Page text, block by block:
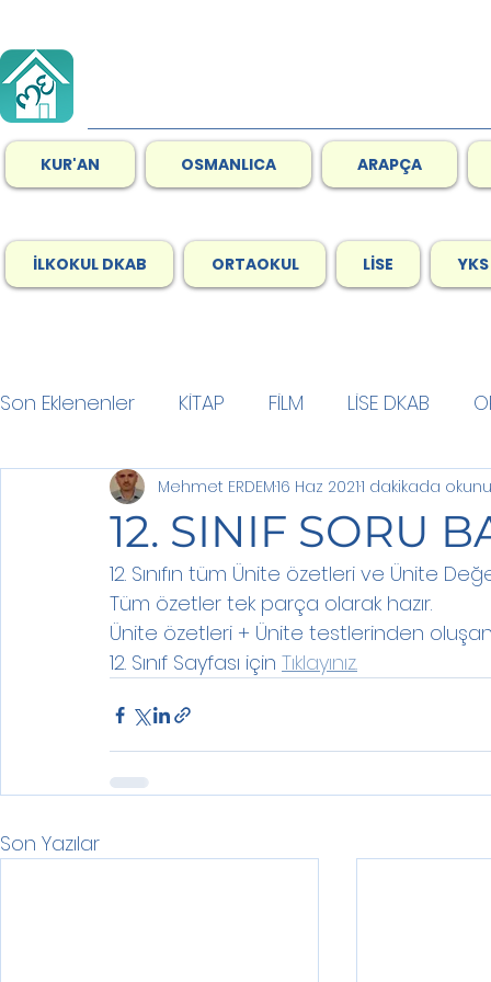
KUR'AN OSMANLICA ARAPÇA
İLKOKUL DKAB ORTAOKUL LİSE
Son Eklenenler KİTAP FİLM LİSE DKAB
Son Okuduklarım Ramazan
12. SINIF SORU
Mehmet ERDEM16 Haz 20211 dakikada
12. Sınıfın tüm Ünite özetleri ve Ünite
Tüm özetler tek parça olarak hazır.
Ünite özetleri + Ünite testlerinden oluşan
12. Sınıf Sayfası için Tıklayınız.
Son Yazılar